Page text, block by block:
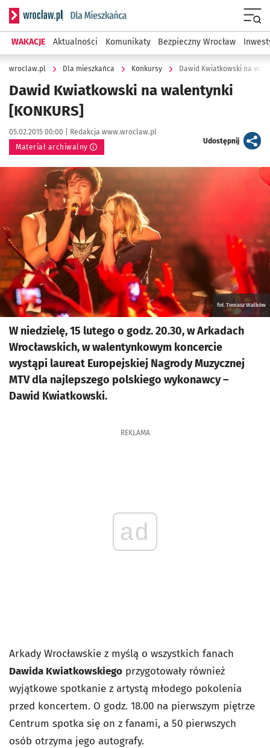
Serwis informacyjny wroclaw.pl podserwis: Dla mieszkańca
WAKACJE Aktualności Komunikaty Bezpieczny Wrocław
wroclaw.pl Dla mieszkańca Konkursy Dawid Kwiatkowski na
Dawid Kwiatkowski na walentynki
[KONKURS]
Data publikacji:
05.02.2015 00:00 | Autor:
Redakcja www.wroclaw.pl
Materiał archiwalny
Udostępnijartykuł
Kliknij, aby powiększyć
fot. Tomasz Walków
W niedzielę, 15 lutego o godz. 20.30, w Arkadach
Wrocławskich, w walentynkowym koncercie
wystąpi laureat Europejskiej Nagrody Muzycznej
MTV dla najlepszego polskiego wykonawcy –
Dawid Kwiatkowski.
REKLAMA
ad
Arkady Wrocławskie z myślą o wszystkich fanach
Dawida Kwiatkowskiego przygotowały również
wyjątkowe spotkanie z artystą młodego pokolenia
przed koncertem. O godz. 18.00 na pierwszym piętrze
Centrum spotka się on z fanami, a 50 pierwszych
osób otrzyma jego autografy.